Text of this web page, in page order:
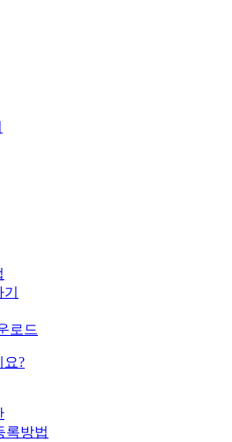
로드
요?
록방법